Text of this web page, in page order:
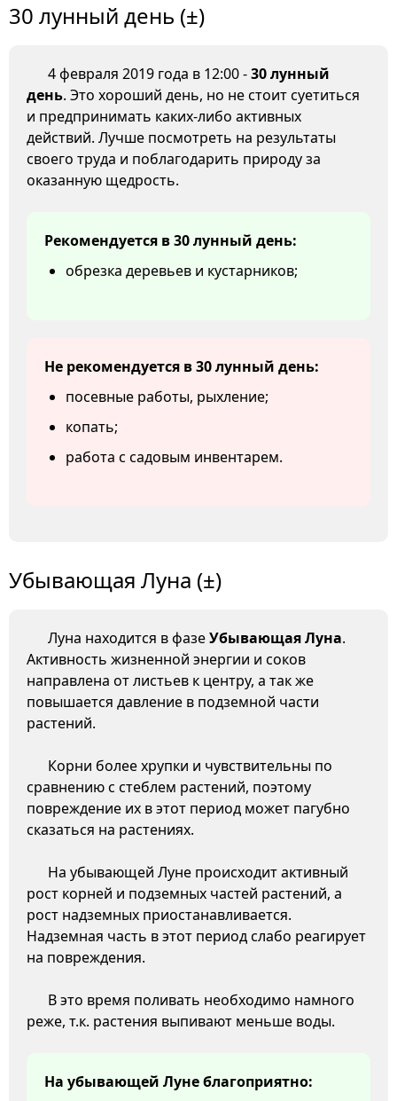
30 лунный день (±)
4 февраля 2019 года в 12:00 -30 лунный
день. Это хороший день, но не стоит суетиться
и предпринимать каких-либо активных
действий. Лучше посмотреть на результаты
своего труда и поблагодарить природу за
оказанную щедрость.
Рекомендуется в 30 лунный день:
обрезка деревьев и кустарников;
Не рекомендуется в 30 лунный день:
посевные работы, рыхление;
копать;
работа с садовым инвентарем.
Убывающая Луна (±)
Луна находится в фазеУбывающая Луна.
Активность жизненной энергии и соков
направлена от листьев к центру, а так же
повышается давление в подземной части
растений.
Корни более хрупки и чувствительны по
сравнению с стеблем растений, поэтому
повреждение их в этот период может пагубно
сказаться на растениях.
На убывающей Луне происходит активный
рост корней и подземных частей растений, а
рост надземных приостанавливается.
Надземная часть в этот период слабо реагирует
на повреждения.
В это время поливать необходимо намного
реже, т.к. растения выпивают меньше воды.
На убывающей Луне благоприятно: